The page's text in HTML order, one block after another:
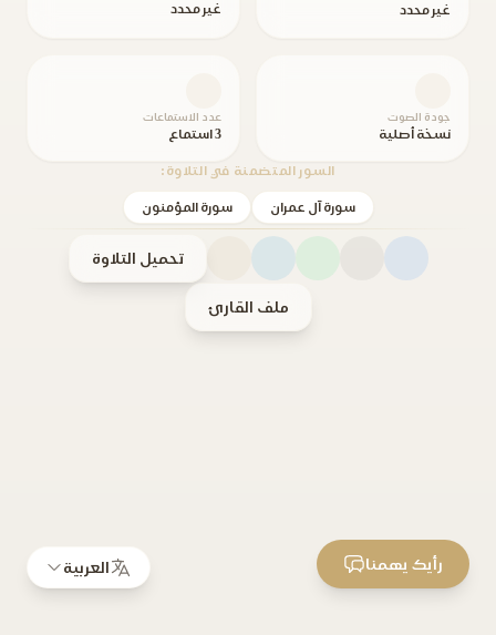
غير محدد غير محدد
جودة الصوت
نسخة أصلية
عدد الاستماعات
3 استماع
السور المتضمنة في التلاوة:
سورة آل عمران سورة المؤمنون
تحميل التلاوة
ملف القارئ
العربية رأيك يهمنا